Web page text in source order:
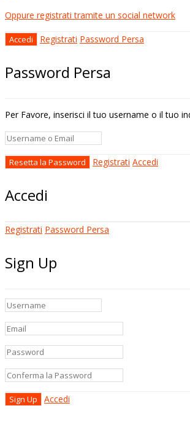
Oppure registrati tramite un social network
Registrati Password Persa
Password Persa
Per Favore, inserisci il tuo username o il tuo
Registrati Accedi
Accedi
Registrati Password Persa
Sign Up
Accedi